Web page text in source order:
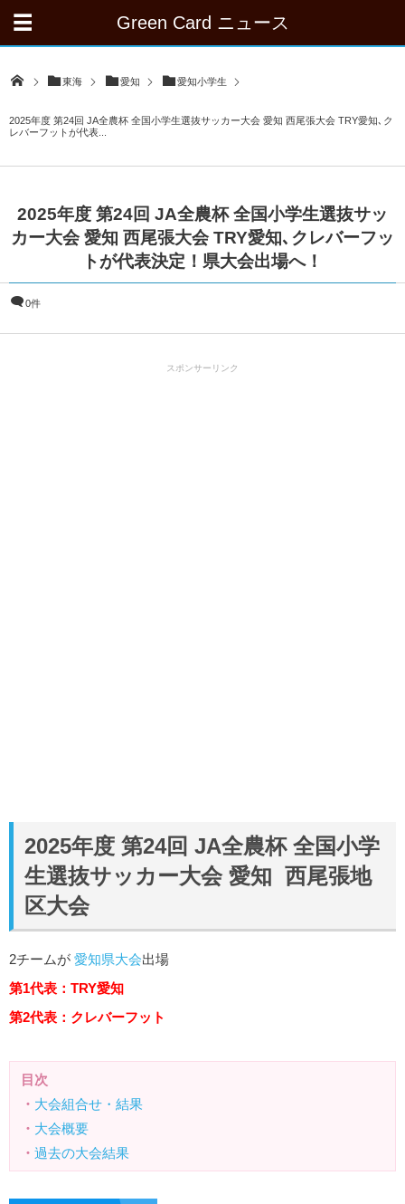
Green Card ニュース
東海 愛知 愛知小学生
2025年度 第24回 JA全農杯 全国小学生選抜サッカー大会 愛知 西尾張大会 TRY愛知､ク
レバーフットが代表...
2025年度 第24回 JA全農杯 全国小学生選抜サッ
カー大会 愛知 西尾張大会 TRY愛知､クレバーフッ
トが代表決定！県大会出場へ！
0件
スポンサーリンク
2025年度 第24回 JA全農杯 全国小学
生選抜サッカー大会 愛知 西尾張地
区大会
2チームが 愛知県大会出場
第1代表：TRY愛知
第2代表：クレバーフット
目次
・ 大会組合せ・結果
・ 大会概要
・ 過去の大会結果